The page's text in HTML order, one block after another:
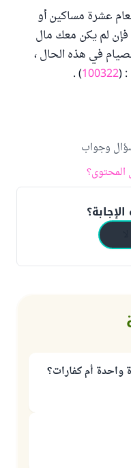
عشرة مساكين أو
فإن لم يكن معك مال
في هذه الحال ،
: (
100322
) .
وجواب
واحدة أم كفارات؟